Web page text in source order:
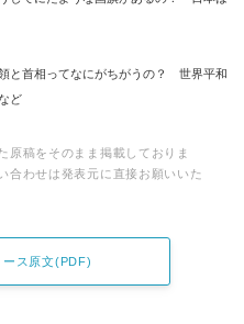
首相ってなにがちがうの？ 世界平和
ど
原稿をそのまま掲載しておりま
合わせは発表元に直接お願いいた
ース原文(PDF)